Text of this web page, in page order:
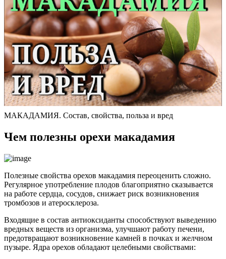
МАКАДАМИЯ. Состав, свойства, польза и вред
Чем полезны орехи макадамия
Полезные свойства орехов макадамия переоценить сложно.
Регулярное употребление плодов благоприятно сказывается
на работе сердца, сосудов, снижает риск возникновения
тромбозов и атеросклероза.
Входящие в состав антиоксиданты способствуют выведению
вредных веществ из организма, улучшают работу печени,
предотвращают возникновение камней в почках и желчном
пузыре. Ядра орехов обладают целебными свойствами: